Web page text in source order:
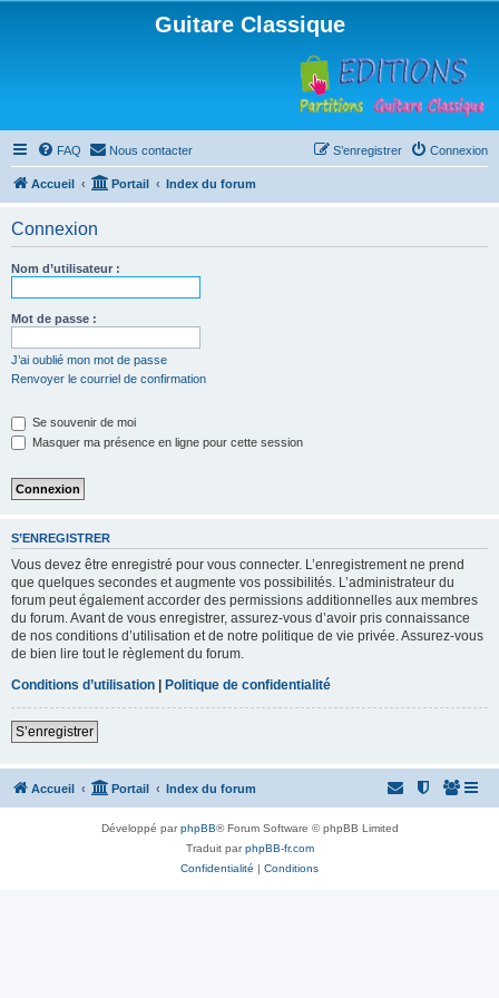
Guitare Classique
FAQ Nous contacter Connexion
S’enregistrer
Accueil Portail Index du forum
Connexion
Nom d’utilisateur :
Mot de passe :
J’ai oublié mon mot de passe
Renvoyer le courriel de confirmation
Se souvenir de moi
Masquer ma présence en ligne pour cette session
S’ENREGISTRER
Vous devez être enregistré pour vous connecter. L’enregistrement ne prend
que quelques secondes et augmente vos possibilités. L’administrateur du
forum peut également accorder des permissions additionnelles aux membres
du forum. Avant de vous enregistrer, assurez-vous d’avoir pris connaissance
de nos conditions d’utilisation et de notre politique de vie privée. Assurez-vous
de bien lire tout le règlement du forum.
Conditions d’utilisation | Politique de confidentialité
S’enregistrer
Accueil Portail Index du forum
Développé parphpBB® Forum Software © phpBB Limited
Traduit parphpBB-fr.com
Confidentialité | Conditions